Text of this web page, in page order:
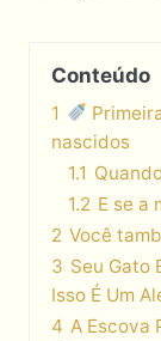
Conteúdo
1
nascidos
1.1
1.2 E se a
2 Você
3 Seu Gato
Isso É Um
4 A Escova